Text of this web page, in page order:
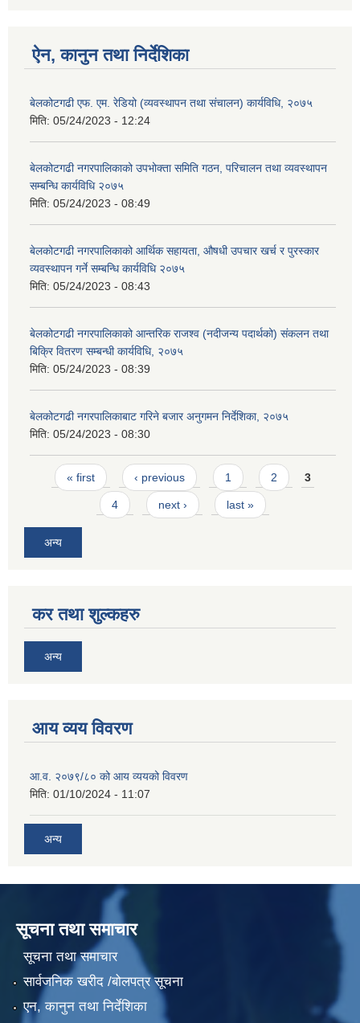
ऐन, कानुन तथा निर्देशिका
बेलकोटगढी एफ. एम. रेडियो (व्यवस्थापन तथा संचालन) कार्यविधि, २०७५
मिति: 05/24/2023 - 12:24
बेलकोटगढी नगरपालिकाको उपभोक्ता समिति गठन, परिचालन तथा व्यवस्थापन
सम्बन्धि कार्यविधि २०७५
मिति: 05/24/2023 - 08:49
बेलकोटगढी नगरपालिकाको आर्थिक सहायता, औषधी उपचार खर्च र पुरस्कार
व्यवस्थापन गर्ने सम्बन्धि कार्यविधि २०७५
मिति: 05/24/2023 - 08:43
बेलकोटगढी नगरपालिकाको आन्तरिक राजश्व (नदीजन्य पदार्थको) संकलन तथा
बिक्रि वितरण सम्बन्धी कार्यविधि, २०७५
मिति: 05/24/2023 - 08:39
बेलकोटगढी नगरपालिकाबाट गरिने बजार अनुगमन निर्देशिका, २०७५
मिति: 05/24/2023 - 08:30
Pages
« first ‹ previous 1 2 3
4 next › last »
अन्य
कर तथा शुल्कहरु
अन्य
आय व्यय विवरण
आ.व. २०७९/८० को आय व्ययको विवरण
मिति: 01/10/2024 - 11:07
अन्य
सूचना तथा समाचार
सूचना तथा समाचार
सार्वजनिक खरीद /बोलपत्र सूचना
एन, कानुन तथा निर्देशिका